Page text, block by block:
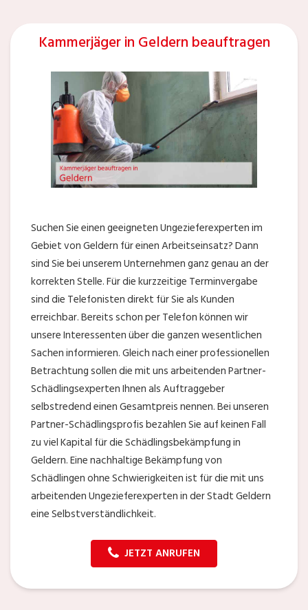
Kammerjäger in Geldern beauftragen
Suchen Sie einen geeigneten Ungezieferexperten im
Gebiet von Geldern für einen Arbeitseinsatz? Dann
sind Sie bei unserem Unternehmen ganz genau an der
korrekten Stelle. Für die kurzzeitige Terminvergabe
sind die Telefonisten direkt für Sie als Kunden
erreichbar. Bereits schon per Telefon können wir
unsere Interessenten über die ganzen wesentlichen
Sachen informieren. Gleich nach einer professionellen
Betrachtung sollen die mit uns arbeitenden Partner-
Schädlingsexperten Ihnen als Auftraggeber
selbstredend einen Gesamtpreis nennen. Bei unseren
Partner-Schädlingsprofis bezahlen Sie auf keinen Fall
zu viel Kapital für die Schädlingsbekämpfung in
Geldern. Eine nachhaltige Bekämpfung von
Schädlingen ohne Schwierigkeiten ist für die mit uns
arbeitenden Ungezieferexperten in der Stadt Geldern
eine Selbstverständlichkeit.
JETZT ANRUFEN